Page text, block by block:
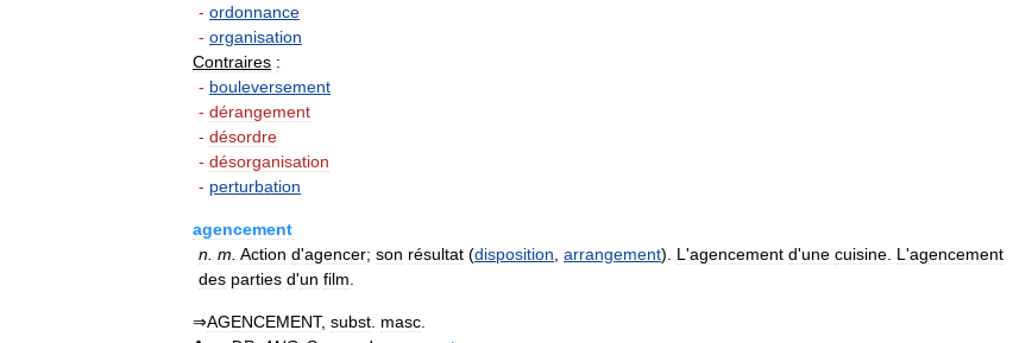
- ordonnance
- organisation
Contraires :
- bouleversement
- dérangement
- désordre
- désorganisation
- perturbation
agencement
n m Action d'agencer; son résultat (disposition arrangement). L 'agencement d'une cuisine L 'agencement
des parties d'un film
⇒AGENCEMENT, subst masc